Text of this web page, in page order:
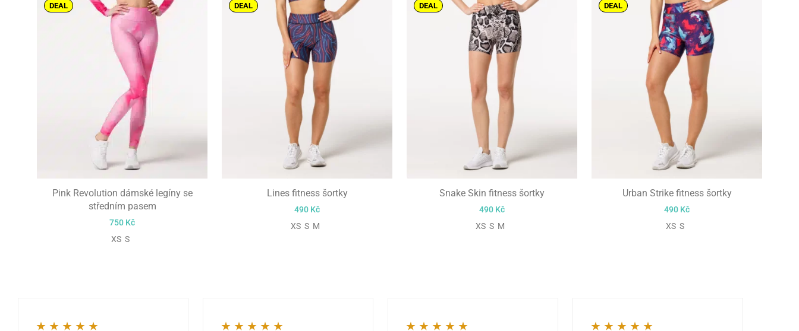
DEAL
Pink Revolution dámské legíny se
středním pasem
750 Kč
XS S
DEAL
Lines fitness šortky
490 Kč
XS S M
DEAL
Snake Skin fitness šortky
490 Kč
XS S M
DEAL
Urban Strike fitness šortky
490 Kč
XS S